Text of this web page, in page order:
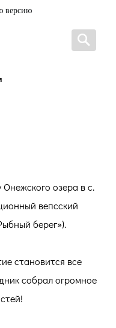
версию
озера в с.
вепсский
берег»).
становится все
собрал огромное